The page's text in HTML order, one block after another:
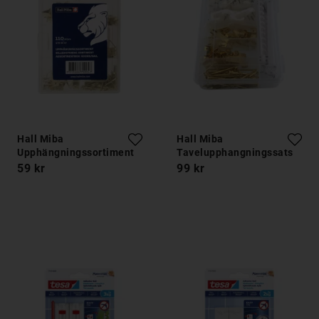
Hall Miba
Upphängningssortiment
112 delar
59 kr
Hall Miba
Tavelupphangningssats
121 delar
99 kr